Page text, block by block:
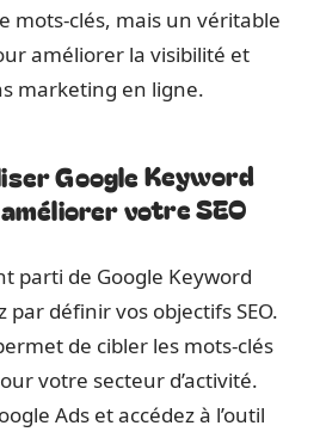
mots-clés, mais un véritable
améliorer la visibilité et
marketing en ligne.
Google Keyword
votre SEO
parti de Google Keyword
par définir vos objectifs SEO.
de cibler les mots-clés
votre secteur d’activité.
Ads et accédez à l’outil